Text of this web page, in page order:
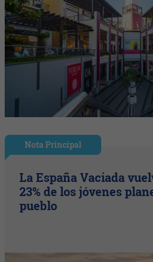
Nota Principal
La España Vaciada
23% de los jóvenes
pueblo